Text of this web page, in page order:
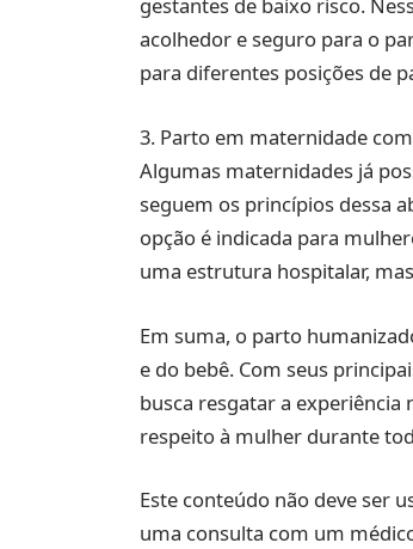
gestantes de baixo risco.
acolhedor e seguro para o
para diferentes posições de
3. Parto em maternidade
Algumas maternidades já
seguem os princípios dessa
opção é indicada para
uma estrutura hospitalar,
Em suma, o parto
e do bebê. Com seus
busca resgatar a
respeito à mulher durante
Este conteúdo não deve ser
uma consulta com um